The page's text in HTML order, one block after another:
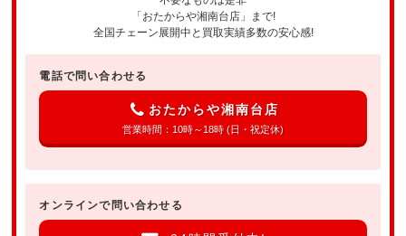
「おたからや湘南台店」まで!
全国チェーン展開中と買取実績多数の安心感!
電話で問い合わせる
おたからや湘南台店
営業時間：10時～18時 (日・祝定休)
オンラインで問い合わせる